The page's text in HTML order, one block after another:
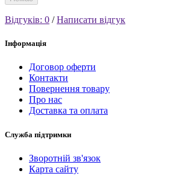
Відгуків: 0 /Написати відгук
Інформація
Договор оферти
Контакти
Повернення товару
Про нас
Доставка та оплата
Служба підтримки
Зворотній зв'язок
Карта сайту